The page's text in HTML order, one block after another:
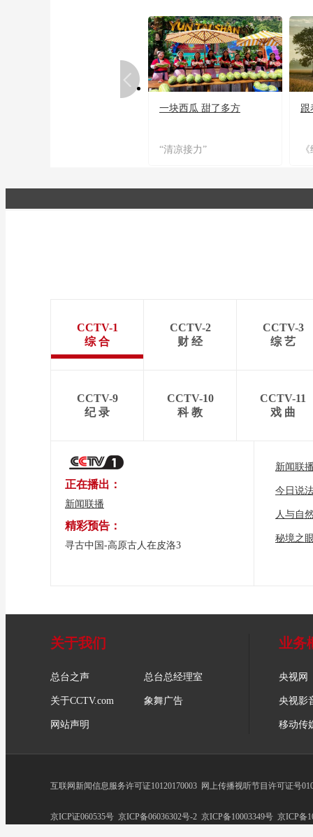
一块西瓜 甜了多方
“清凉接力”
跟
CCTV-1
综 合
CCTV-2
财 经
CCTV-3
综 艺
CCTV-9
纪 录
CCTV-10
科 教
CCTV-11
戏 曲
正在播出：
新闻联播
精彩预告：
寻古中国-高原古人在皮洛3
新闻联
今日说
人与自
秘境之
关于我们
总台之声 总台总经理室
关于CCTV.com 象舞广告
网站声明
业务
央视网
央视影
移动传
互联网新闻信息服务许可证10120170003 网上传播视听节目许可证号
京ICP证060535号 京ICP备06036302号-2 京ICP备10003349号 京ICP备